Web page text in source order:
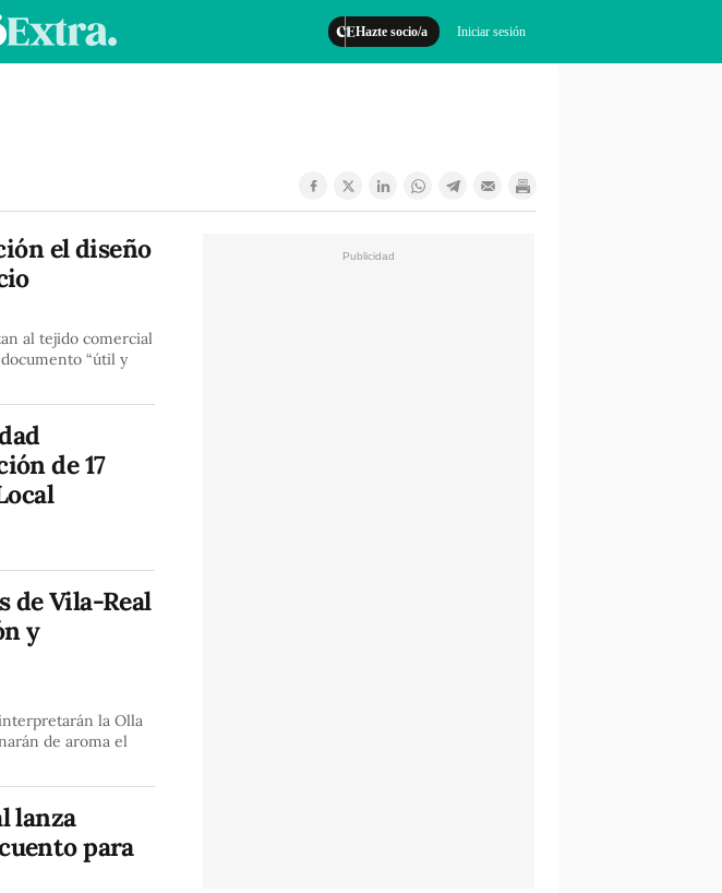
Hazte socio/a Iniciar sesión
el diseño
al tejido comercial
“útil y
de 17
de Vila-Real
y
la Olla
de aroma el
lanza
para